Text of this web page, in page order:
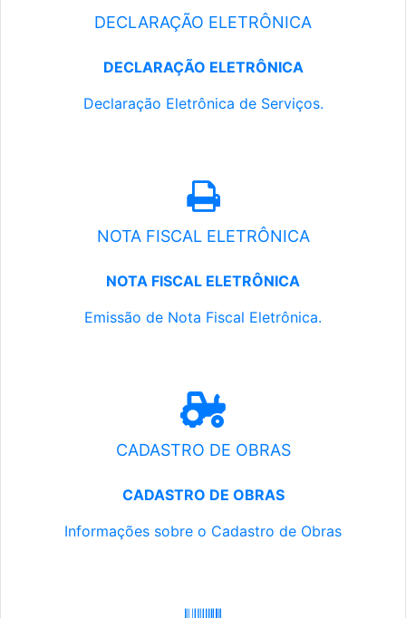
DECLARAÇÃO ELETRÔNICA
DECLARAÇÃO ELETRÔNICA
Declaração Eletrônica de Serviços.
NOTA FISCAL ELETRÔNICA
NOTA FISCAL ELETRÔNICA
Emissão de Nota Fiscal Eletrônica.
CADASTRO DE OBRAS
CADASTRO DE OBRAS
Informações sobre o Cadastro de Obras